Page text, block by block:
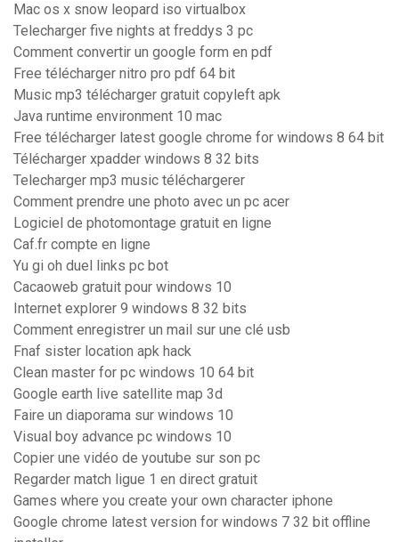
Mac os x snow leopard iso virtualbox
Telecharger five nights at freddys 3 pc
Comment convertir un google form en pdf
Free télécharger nitro pro pdf 64 bit
Music mp3 télécharger gratuit copyleft apk
Java runtime environment 10 mac
Free télécharger latest google chrome for windows 8 64 bit
Télécharger xpadder windows 8 32 bits
Telecharger mp3 music téléchargerer
Comment prendre une photo avec un pc acer
Logiciel de photomontage gratuit en ligne
Caf.fr compte en ligne
Yu gi oh duel links pc bot
Cacaoweb gratuit pour windows 10
Internet explorer 9 windows 8 32 bits
Comment enregistrer un mail sur une clé usb
Fnaf sister location apk hack
Clean master for pc windows 10 64 bit
Google earth live satellite map 3d
Faire un diaporama sur windows 10
Visual boy advance pc windows 10
Copier une vidéo de youtube sur son pc
Regarder match ligue 1 en direct gratuit
Games where you create your own character iphone
Google chrome latest version for windows 7 32 bit offline